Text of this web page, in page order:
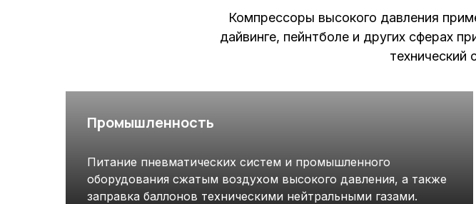
Компрессоры высокого давления
дайвинге, пейнтболе и других сферах
технический
Промышленность
Питание пневматических систем и промышленного
оборудования сжатым воздухом высокого давления, а также
заправка баллонов техническими нейтральными газами.